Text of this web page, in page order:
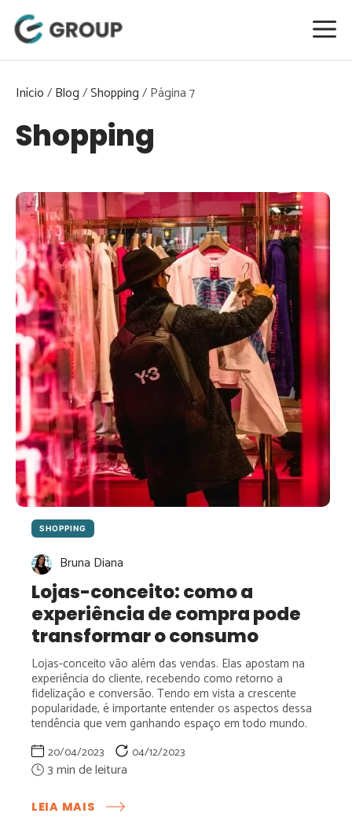
para
conteúdo
Início/Blog/Shopping/Página 7
Shopping
SHOPPING
Bruna Diana
Lojas-conceito: como a
experiência de compra pode
transformar o consumo
Lojas-conceito vão além das vendas. Elas apostam na
experiência do cliente, recebendo como retorno a
fidelização e conversão. Tendo em vista a crescente
popularidade, é importante entender os aspectos dessa
tendência que vem ganhando espaço em todo mundo.
20/04/2023 04/12/2023
LEIA MAIS
LOJAS-